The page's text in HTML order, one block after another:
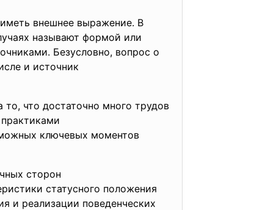
внешнее выражение. В
называют формой или
Безусловно, вопрос о
и источник
что достаточно много трудов
ключевых моментов
сторон
статусного положения
и реализации поведенческих